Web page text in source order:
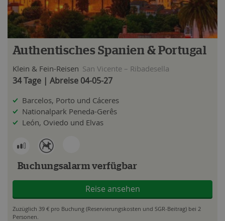
Authentisches Spanien & Portugal
Klein & Fein-Reisen San Vicente – Ribadesella
34 Tage | Abreise 04-05-27
Barcelos, Porto und Cáceres
Nationalpark Peneda-Gerês
León, Oviedo und Elvas
Buchungsalarm verfügbar
Reise ansehen
Zuzüglich 39 € pro Buchung (Reservierungskosten und SGR-Beitrag) bei 2
Personen.